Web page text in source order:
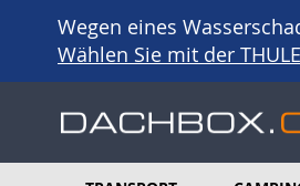
Wegen eines
Wählen Sie mit der